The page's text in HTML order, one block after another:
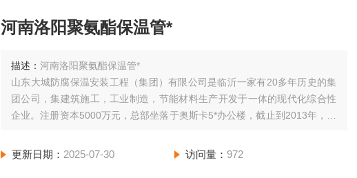
河南洛阳聚氨酯保温管*
描述：河南洛阳聚氨酯保温管*
山东大城防腐保温安装工程（集团）有限公司是临沂一家有20多年历史的集
团公司，集建筑施工，工业制造，节能材料生产开发于一体的现代化综合性
企业。注册资本5000万元，总部坐落于奥斯卡5*办公楼，截止到2013年，在
更新日期： 2025-07-30 访问量： 972